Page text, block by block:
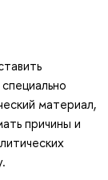
материал,
причины и